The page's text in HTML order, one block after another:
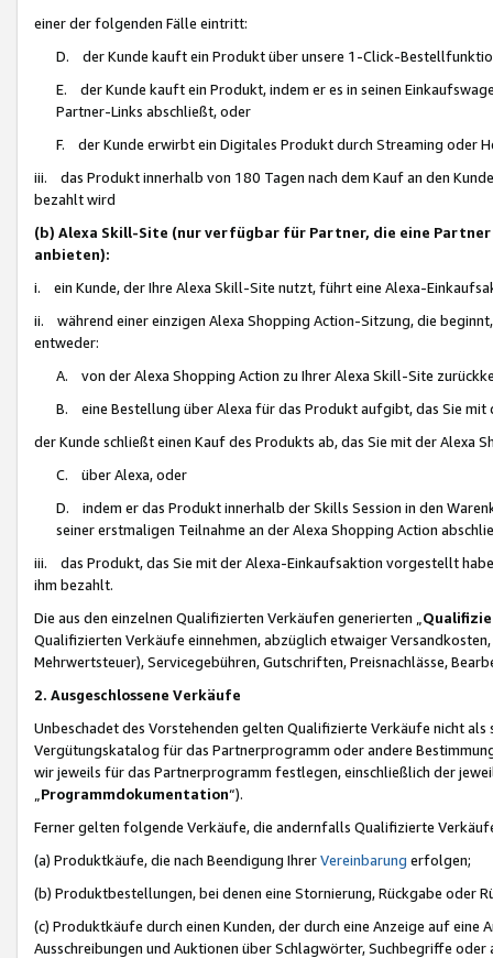
einer der folgenden Fälle eintritt:
D. der Kunde kauft ein Produkt über unsere 1-Click-
E. der Kunde kauft ein Produkt, indem er es in seinen
Partner-Links abschließt, oder
F. der Kunde erwirbt ein Digitales Produkt durch Streaming oder
iii. das Produkt innerhalb von 180 Tagen nach dem Kauf an den
bezahlt wird
(b) Alexa Skill-Site (nur verfügbar für Partner, die eine
anbieten):
i. ein Kunde, der Ihre Alexa Skill-Site nutzt, führt eine Alexa-
ii. während einer einzigen Alexa Shopping Action-Sitzung, die
entweder:
A. von der Alexa Shopping Action zu Ihrer Alexa Skill-Site
B. eine Bestellung über Alexa für das Produkt aufgibt, das Sie mit
der Kunde schließt einen Kauf des Produkts ab, das Sie mit der Alexa
C. über Alexa, oder
D. indem er das Produkt innerhalb der Skills Session in den
seiner erstmaligen Teilnahme an der Alexa Shopping Action
iii. das Produkt, das Sie mit der Alexa-Einkaufsaktion vorgestellt
ihm bezahlt.
Die aus den einzelnen Qualifizierten Verkäufen generierten „
Qualifizierten Verkäufe einnehmen, abzüglich etwaiger
Mehrwertsteuer), Servicegebühren, Gutschriften, Preisnachlässe,
2. Ausgeschlossene Verkäufe
Unbeschadet des Vorstehenden gelten Qualifizierte Verkäufe nicht
Vergütungskatalog für das Partnerprogramm oder andere
wir jeweils für das Partnerprogramm festlegen, einschließlich der
Programmdokumentation“).
Ferner gelten folgende Verkäufe, die andernfalls Qualifizierte
(a) Produktkäufe, die nach Beendigung IhrerVereinbarung erfolgen;
(b) Produktbestellungen, bei denen eine Stornierung, Rückgabe oder
(c) Produktkäufe durch einen Kunden, der durch eine Anzeige auf
Ausschreibungen und Auktionen über Schlagwörter, Suchbegriffe